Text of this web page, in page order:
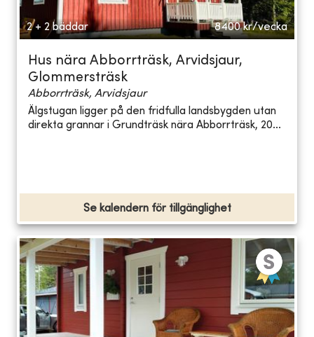
2 + 2 bäddar 8400 kr/vecka
Hus nära Abborrträsk, Arvidsjaur,
Glommersträsk
Abborrträsk, Arvidsjaur
Älgstugan ligger på den fridfulla landsbygden utan
direkta grannar i Grundträsk nära Abborrträsk, 20...
Se kalendern för tillgänglighet